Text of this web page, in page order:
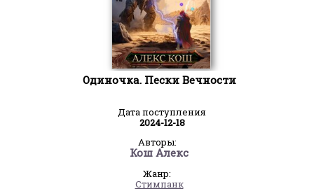
Одиночка. Пески Вечности
Дата поступления
2024-12-18
Авторы:
Кош Алекс
Жанр:
Стимпанк